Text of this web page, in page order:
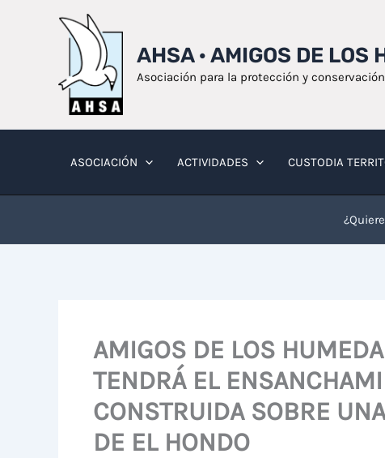
AHSA · AMIGOS DE LOS
Asociación para la protección y
ASOCIACIÓN ACTIVIDADES CUSTODIA
AMIGOS DE LOS
TENDRÁ EL
CONSTRUIDA SOBRE
DE EL HONDO